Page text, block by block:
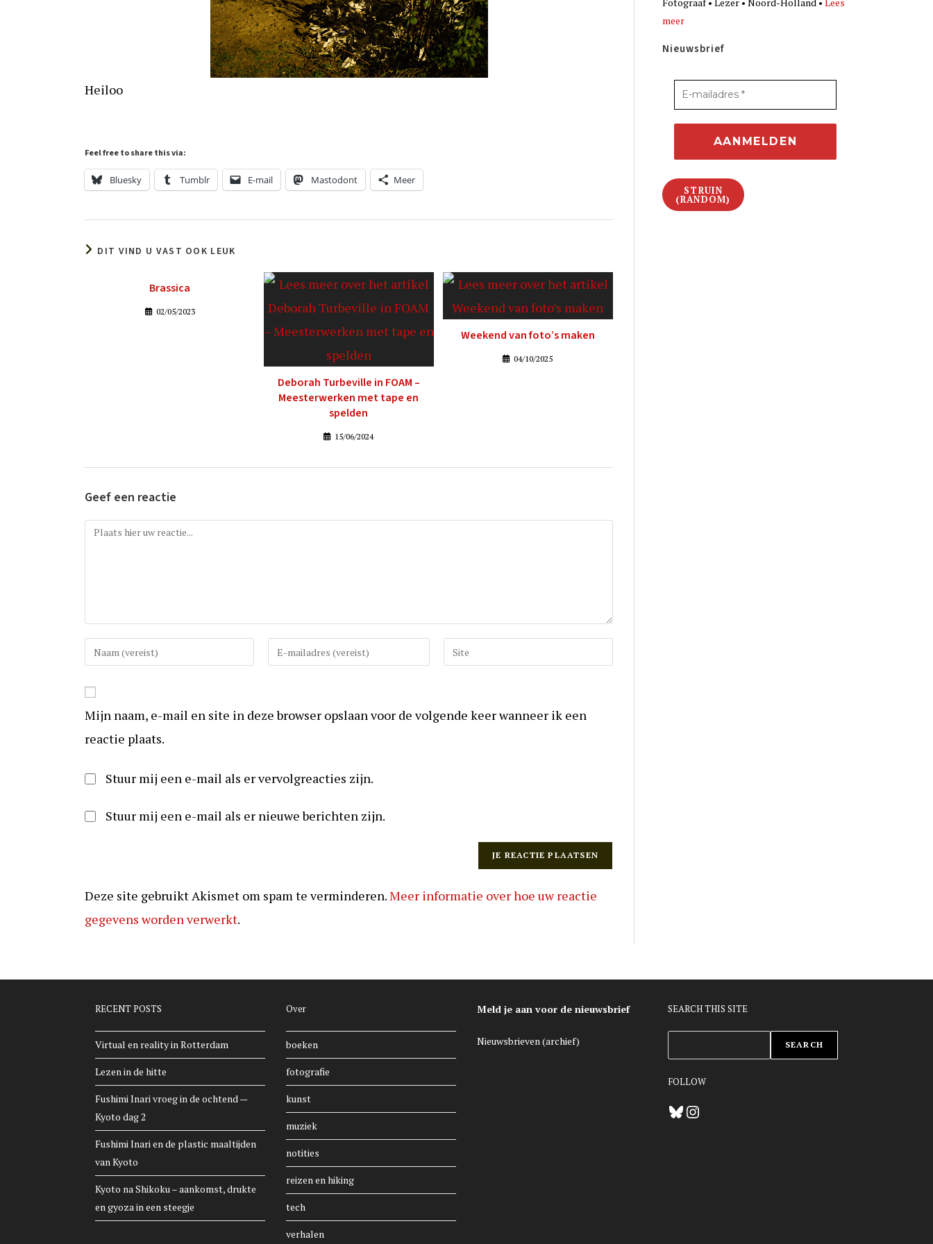
Heiloo
Feel free to share this via:
Bluesky Tumblr E-mail Mastodont Meer
DIT VIND U VAST OOK LEUK
Brassica
02/05/2023
Deborah Turbeville in FOAM –
Meesterwerken met tape en
spelden
15/06/2024
Weekend van foto’s maken
04/10/2025
Geef een reactie
Reactie
Vul
uw
in
om
te
Vul
uw
in
kunnen
reageren
Vul
uw
in
Mijn naam, e-mail en site in deze browser opslaan voor de volgende keer wanneer ik een
reactie plaats.
Stuur mij een e-mail als er vervolgreacties zijn.
Stuur mij een e-mail als er nieuwe berichten zijn.
Deze site gebruikt Akismet om spam te verminderen.Meer informatie over hoe uw reactie
gegevens worden verwerkt.
meer
Nieuwsbrief
STRUIN
(RANDOM)
RECENT POSTS
Virtual en reality in Rotterdam
Lezen in de hitte
Fushimi Inari vroeg in de ochtend —
Kyoto dag 2
Fushimi Inari en de plastic maaltijden
van Kyoto
Kyoto na Shikoku – aankomst, drukte
en gyoza in een steegje
Over
boeken
fotografie
kunst
muziek
notities
reizen en hiking
tech
verhalen
Meld je aan voor de nieuwsbrief
Nieuwsbrieven (archief)
SEARCH THIS SITE
SEARCH
FOLLOW
BlueskyInstagram